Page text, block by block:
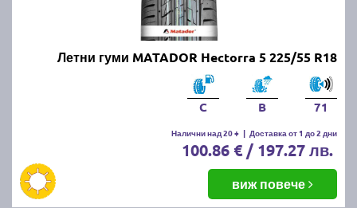
Летни гуми MATADOR Hectorra 5 225/55 R18
C B 71
Налични над 20 + | Доставка от 1 до 2 дни
100.86 € / 197.27 лв.
виж повече